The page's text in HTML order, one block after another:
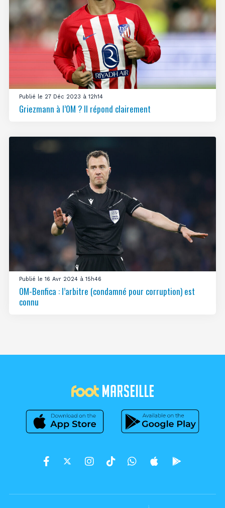
Publié le 27 Déc 2023 à 12h14
Griezmann à l’OM ? Il répond clairement
Publié le 16 Avr 2024 à 15h46
OM-Benfica : l’arbitre (condamné pour corruption) est
connu